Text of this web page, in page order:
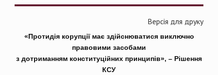
Версія для друку
«Протидія корупції має здійснюватися виключно
правовими засобами
з дотриманням конституційних принципів», – Рішення
КСУ